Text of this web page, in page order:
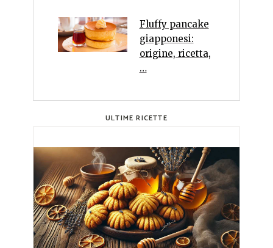
Fluffy pancake
giapponesi:
origine, ricetta,
…
ULTIME RICETTE